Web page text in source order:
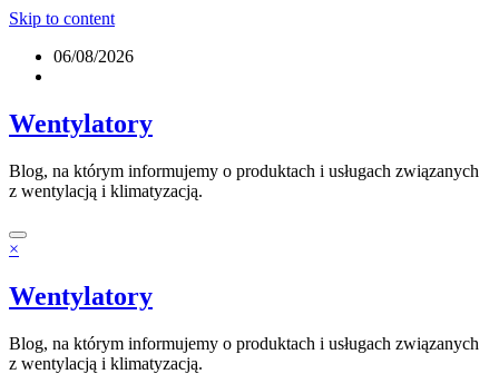
Skip to content
06/08/2026
Wentylatory
Blog, na którym informujemy o produktach i usługach związanych
z wentylacją i klimatyzacją.
×
Wentylatory
Blog, na którym informujemy o produktach i usługach związanych
z wentylacją i klimatyzacją.